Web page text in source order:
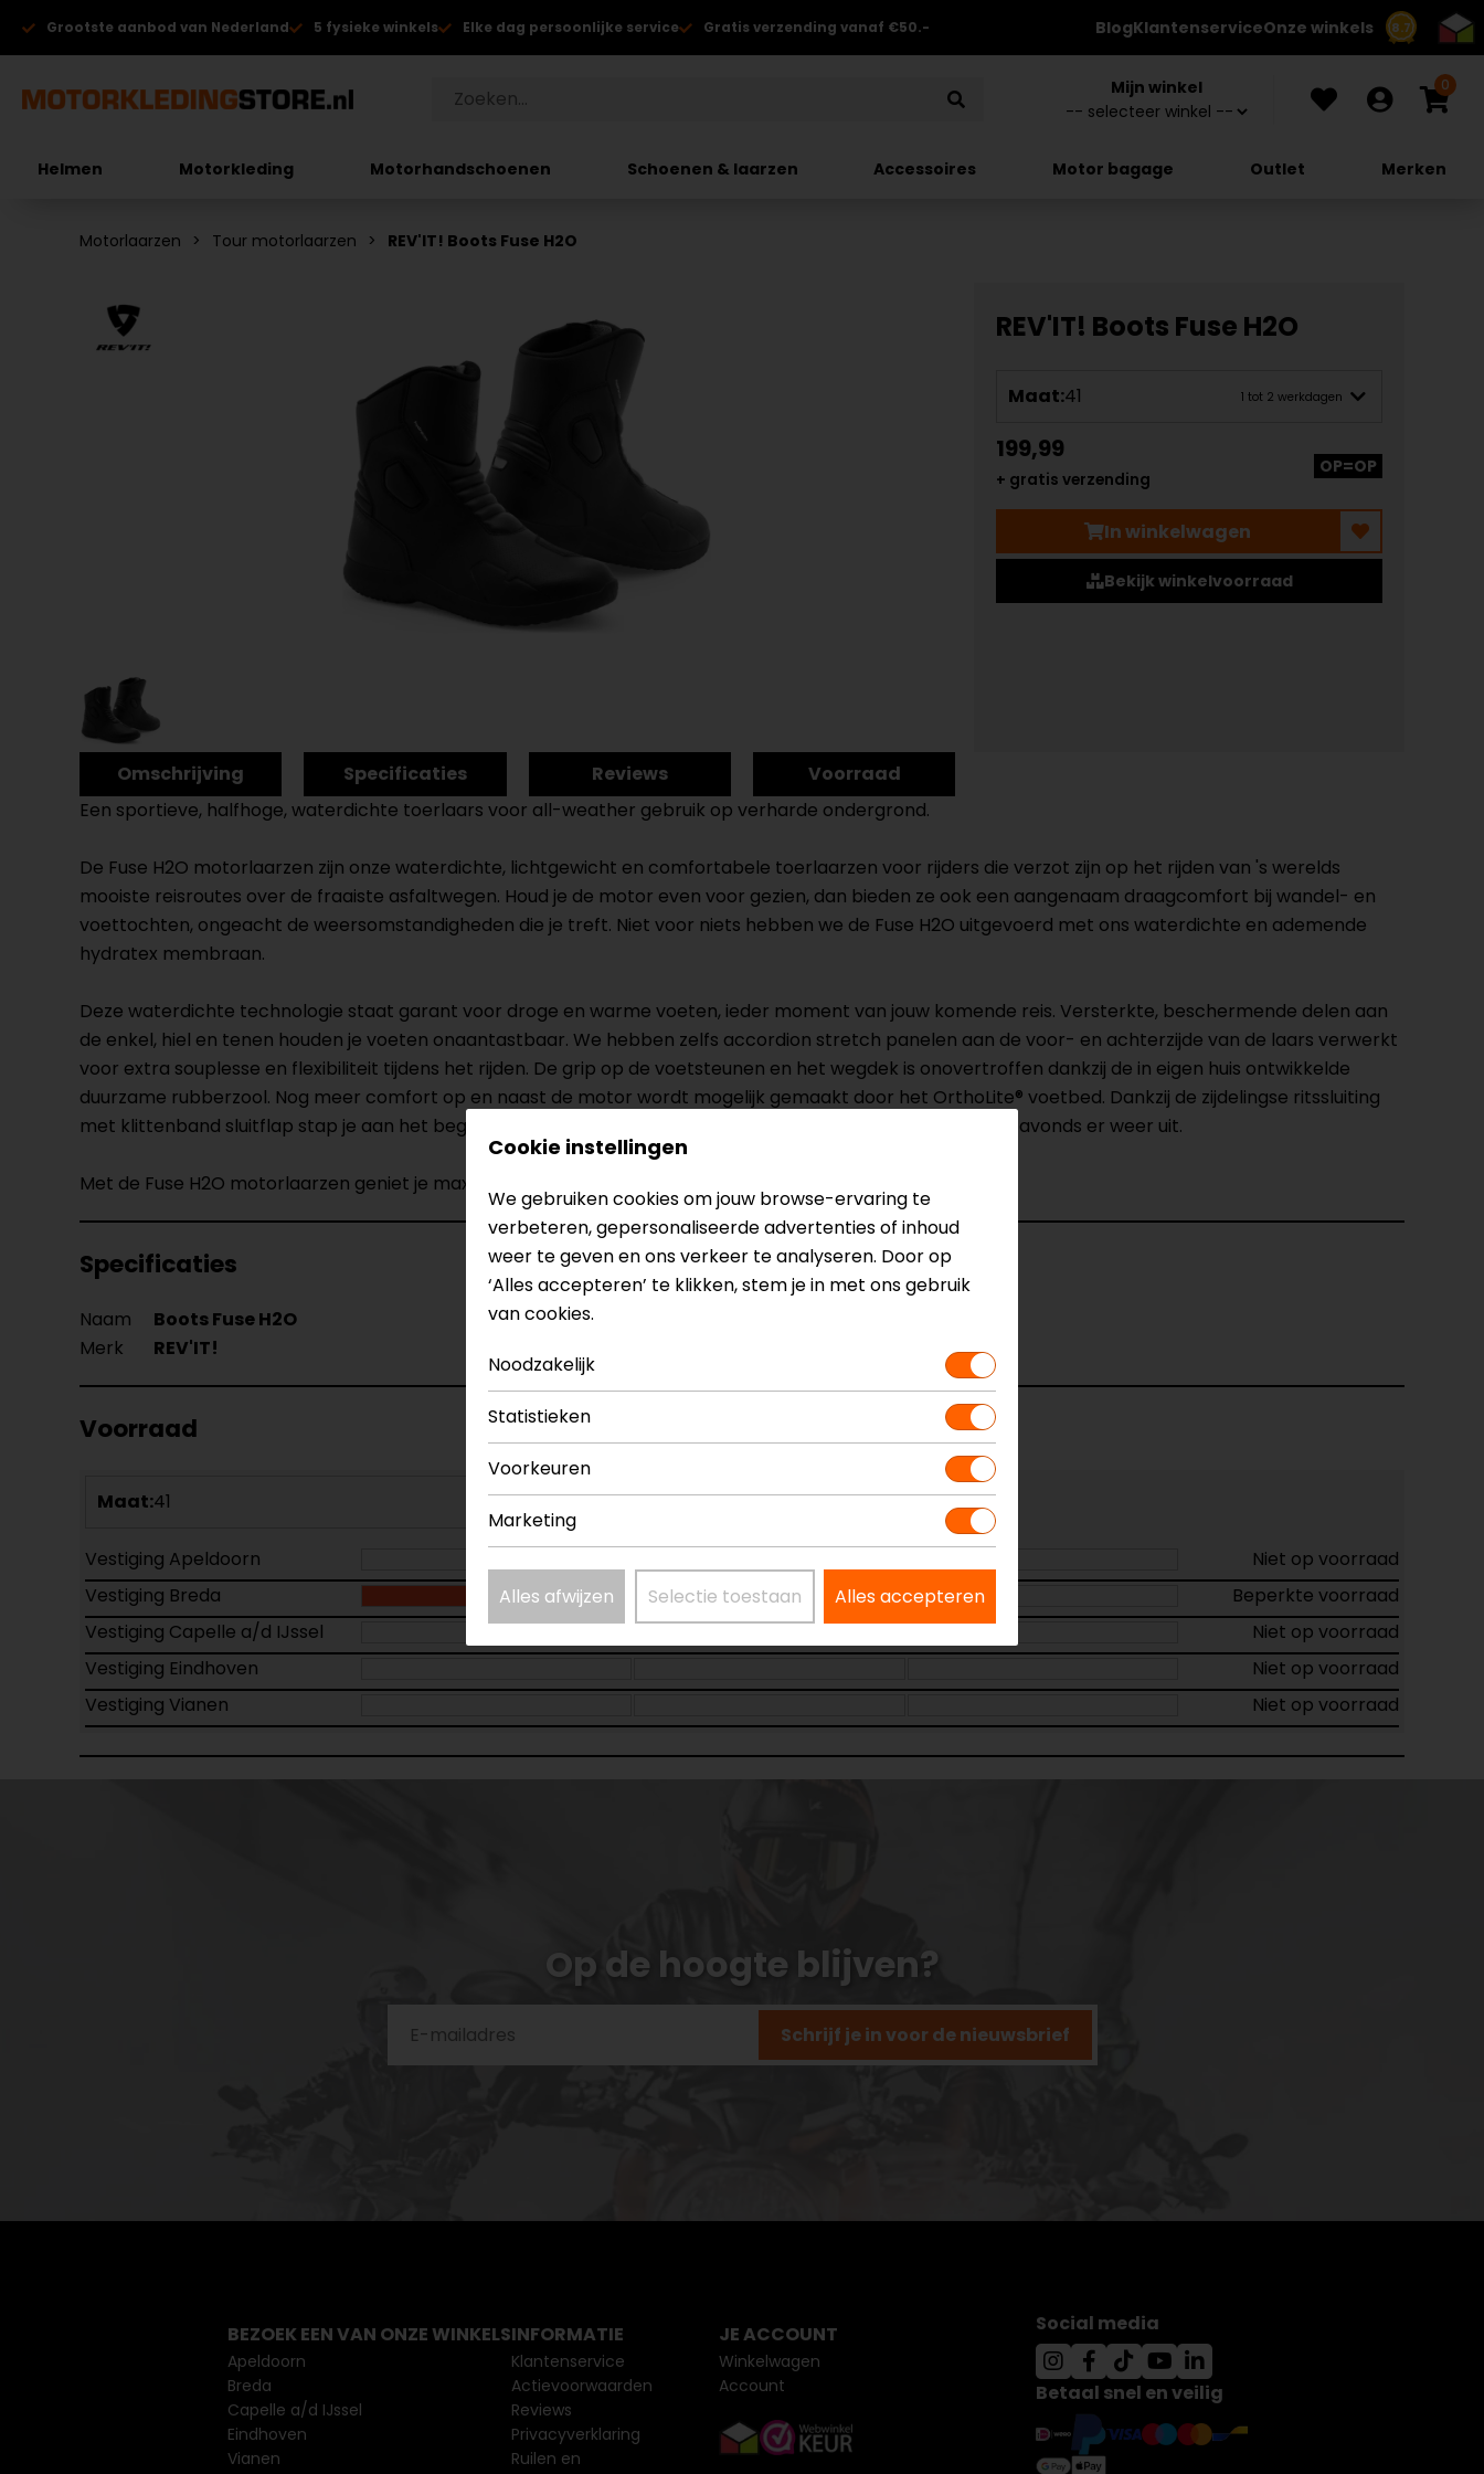
8.7
Grootste aanbod van Nederland 5 fysieke winkels Elke dag persoonlijke service Gratis verzending vanaf €50.- BlogKlantenserviceOnze winkels
Mijn winkel 0
Helmen Motorkleding Motorhandschoenen Schoenen & laarzen Accessoires Motor bagage Outlet Merken
Motorlaarzen Tour motorlaarzen REV'IT! Boots Fuse H2O
REV'IT! Boots Fuse H2O
Maat:41 1 tot 2 werkdagen
199,99
+ gratis verzending
OP=OP
In winkelwagen
Bekijk winkelvoorraad
Omschrijving Specificaties Reviews
Voorraad
Een sportieve, halfhoge, waterdichte toerlaars voor all-weather gebruik op verharde ondergrond.
De Fuse H2O motorlaarzen zijn onze waterdichte, lichtgewicht en comfortabele toerlaarzen voor rijders die verzot zijn op het rijden van 's werelds
mooiste reisroutes over de fraaiste asfaltwegen. Houd je de motor even voor gezien, dan bieden ze ook een aangenaam draagcomfort bij wandel- en
voettochten, ongeacht de weersomstandigheden die je treft. Niet voor niets hebben we de Fuse H2O uitgevoerd met ons waterdichte en ademende
hydratex membraan.
Deze waterdichte technologie staat garant voor droge en warme voeten, ieder moment van jouw komende reis. Versterkte, beschermende delen aan
de enkel, hiel en tenen houden je voeten onaantastbaar. We hebben zelfs accordion stretch panelen aan de voor- en achterzijde van de laars verwerkt
voor extra souplesse en flexibiliteit tijdens het rijden. De grip op de voetsteunen en het wegdek is onovertroffen dankzij de in eigen huis ontwikkelde
duurzame rubberzool. Nog meer comfort op en naast de motor wordt mogelijk gemaakt door het OrthoLite® voetbed. Dankzij de zijdelingse ritssluiting
met klittenband sluitflap stap je aan het begin van de dag even makkelijk in de Fuse H2O motorlaarzen als 's avonds er weer uit.
Met de Fuse H2O motorlaarzen geniet je maximaal van je komende trip, dag in, dag uit.
Specificaties
Naam Boots Fuse H2O
Merk
REV'IT!
Voorraad
Maat:41
Vestiging Apeldoorn
Niet op voorraad
Vestiging Breda
Beperkte voorraad
Vestiging Capelle a/d IJssel
Niet op voorraad
Vestiging Eindhoven
Niet op voorraad
Vestiging Vianen
Niet op voorraad
Op de hoogte blijven?
Schrijf je in voor de nieuwsbrief
Cookie instellingen
We gebruiken cookies om jouw browse-ervaring te
verbeteren, gepersonaliseerde advertenties of inhoud
weer te geven en ons verkeer te analyseren. Door op
‘Alles accepteren’ te klikken, stem je in met ons gebruik
van cookies.
Noodzakelijk
Statistieken
Voorkeuren
Marketing
Alles afwijzen Selectie toestaan Alles accepteren
BEZOEK EEN VAN ONZE WINKELS
Apeldoorn
Breda
Capelle a/d IJssel
Eindhoven
Vianen
INFORMATIE
Klantenservice
Actievoorwaarden
Reviews
Privacyverklaring
Ruilen en
JE ACCOUNT
Winkelwagen
Account
Social media
Betaal snel en veilig